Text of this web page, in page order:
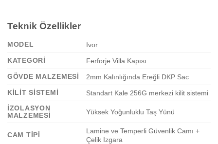
Teknik Özellikler
MODEL
Ivor
KATEGORI
Ferforje Villa Kapısı
GÖVDE MALZEMESI
2mm Kalınlığında Ereğli DKP Sac
KILIT SISTEMI
Standart Kale 256G merkezi kilit sistemi
İZOLASYON
MALZEMESI
Yüksek Yoğunluklu Taş Yünü
CAM TIPI
Lamine ve Temperli Güvenlik Camı +
Çelik Izgara